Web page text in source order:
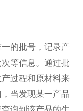
的批号，记录产
等信息。通过批
过程和原材料来
当发现某一产品